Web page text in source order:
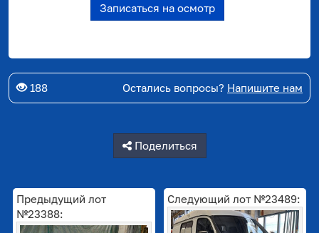
Записаться на осмотр
188 Остались вопросы? Напишите нам
Поделиться
Предыдущий лот
№23388:
Следующий лот №23489: